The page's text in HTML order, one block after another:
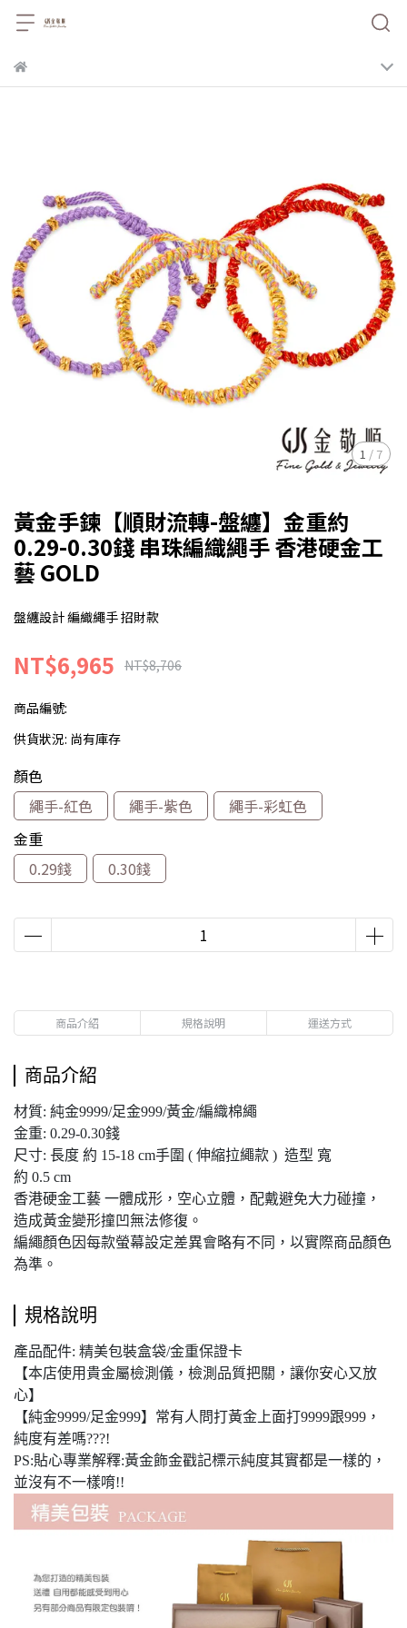
1 / 7
黃金手鍊【順財流轉-盤纏】金重約
0.29-0.30錢 串珠編織繩手 香港硬金工
藝 GOLD
盤纏設計 編織繩手 招財款
NT$6,965 NT$8,706
商品編號:
供貨狀況: 尚有庫存
顏色
繩手-紅色
繩手-紫色
繩手-彩虹色
金重
0.29錢
0.30錢
商品介紹 規格說明 運送方式
商品介紹
材質: 純金9999/足金999/黃金/編織棉繩
金重: 0.29-0.30錢
尺寸: 長度 約 15-18 cm手圍 ( 伸縮拉繩款 ) 造型 寬
約 0.5 cm
香港硬金工藝 一體成形，空心立體，配戴避免大力碰撞，
造成黃金變形撞凹無法修復。
編繩顏色因每款螢幕設定差異會略有不同，以實際商品顏色
為準。
規格說明
產品配件: 精美包裝盒袋/金重保證卡
【本店使用貴金屬檢測儀，檢測品質把關，讓你安心又放
心】
【純金9999/足金999】常有人問打黃金上面打9999跟999，
純度有差嗎???!
PS:貼心專業解釋:黃金飾金戳記標示純度其實都是一樣的，
並沒有不一樣唷!!